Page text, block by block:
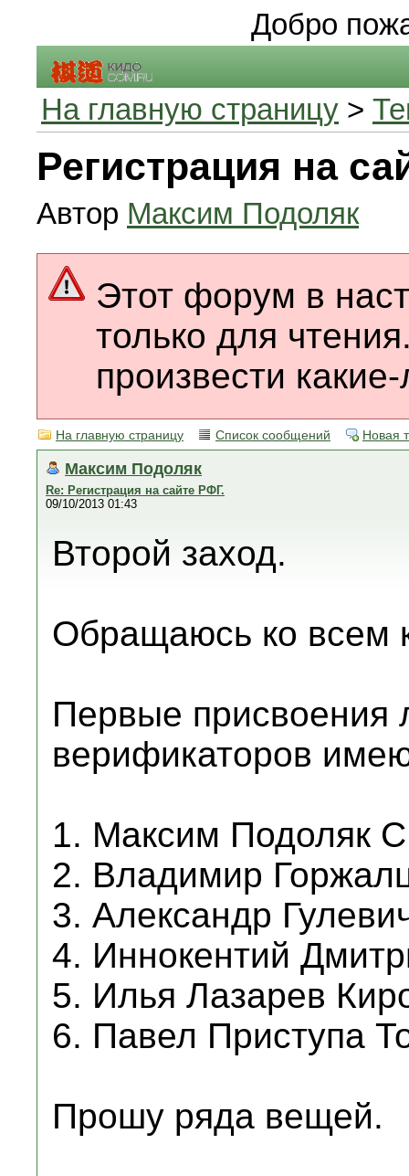
Добро
На главную страницу >
Регистрация на
Автор Максим Подоляк
Этот форум в
только для
произвести
На главную страницу Список сообщений Новая
Максим Подоляк
Re: Регистрация на сайте РФГ.
09/10/2013 01:43
Второй заход.
Обращаюсь ко всем
Первые
верификаторов
1. Максим Подоляк
2. Владимир
3. Александр
4. Иннокентий
5. Илья Лазарев
6. Павел Приступа
Прошу ряда вещей.